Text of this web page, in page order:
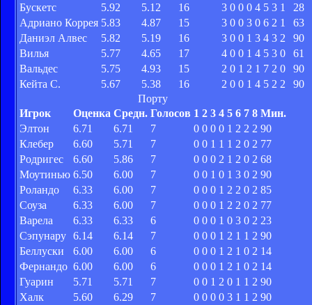
Бускетс
5.92 5.12 16 3 0 0 0 4 5 3 1
28
Адриано Коррея 5.83 4.87 15 3 0 0 3 0 6 2 1
63
Даниэл Алвес
5.82 5.19 16 3 0 0 1 3 4 3 2
90
Вилья
5.77 4.65 17 4 0 0 1 4 5 3 0
61
Вальдес
5.75 4.93 15 2 0 1 2 1 7 2 0
90
Кейта С.
5.67 5.38 16 2 0 0 1 4 5 2 2
90
Порту
Игрок
Оценка Средн. Голосов 1 2 3 4 5 6 7 8 Мин.
Элтон
6.71 6.71 7 0 0 0 0 1 2 2 2 90
Клебер
6.60 5.71 7 0 0 1 1 1 2 0 2 77
Родригес
6.60 5.86 7 0 0 0 2 1 2 0 2 68
Моутинью 6.50 6.00 7 0 0 1 0 1 3 0 2 90
Роландо
6.33 6.00 7 0 0 0 1 2 2 0 2 85
Соуза
6.33 6.00 7 0 0 0 1 2 2 0 2 77
Варела
6.33 6.33 6 0 0 0 1 0 3 0 2 23
Сэпунару 6.14 6.14 7 0 0 0 1 2 1 1 2 90
Беллуски
6.00 6.00 6 0 0 0 1 2 1 0 2 14
Фернандо 6.00 6.00 6 0 0 0 1 2 1 0 2 14
Гуарин
5.71 5.71 7 0 0 1 2 0 1 1 2 90
Халк
5.60 6.29 7 0 0 0 0 3 1 1 2 90